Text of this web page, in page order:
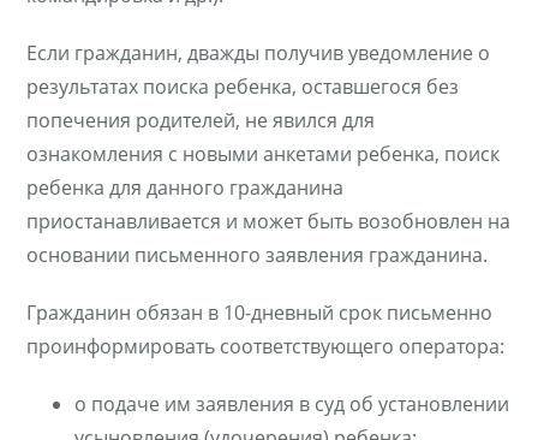
Если гражданин, дважды получив уведомление о
результатах поиска ребенка, оставшегося без
попечения родителей, не явился для
ознакомления с новыми анкетами ребенка, поиск
ребенка для данного гражданина
приостанавливается и может быть возобновлен на
основании письменного заявления гражданина.
Гражданин обязан в 10-дневный срок письменно
проинформировать соответствующего оператора:
о подаче им заявления в суд об установлении